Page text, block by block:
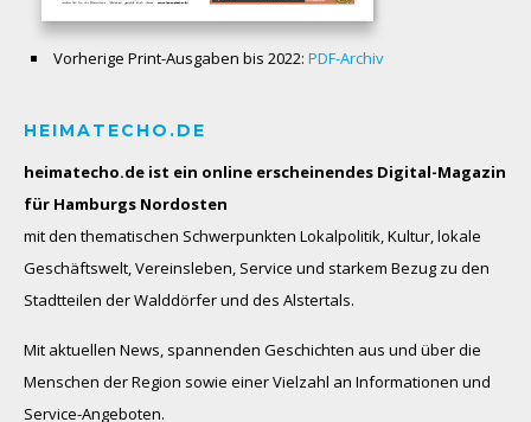
Vorherige Print-Ausgaben bis 2022: PDF-Archiv
HEIMATECHO.DE
heimatecho.de ist ein online erscheinendes Digital-Magazin
für Hamburgs Nordosten
mit den thematischen Schwerpunkten Lokalpolitik, Kultur, lokale
Geschäftswelt, Vereinsleben, Service und starkem Bezug zu den
Stadtteilen der Walddörfer und des Alstertals.
Mit aktuellen News, spannenden Geschichten aus und über die
Menschen der Region sowie einer Vielzahl an Informationen und
Service-Angeboten.